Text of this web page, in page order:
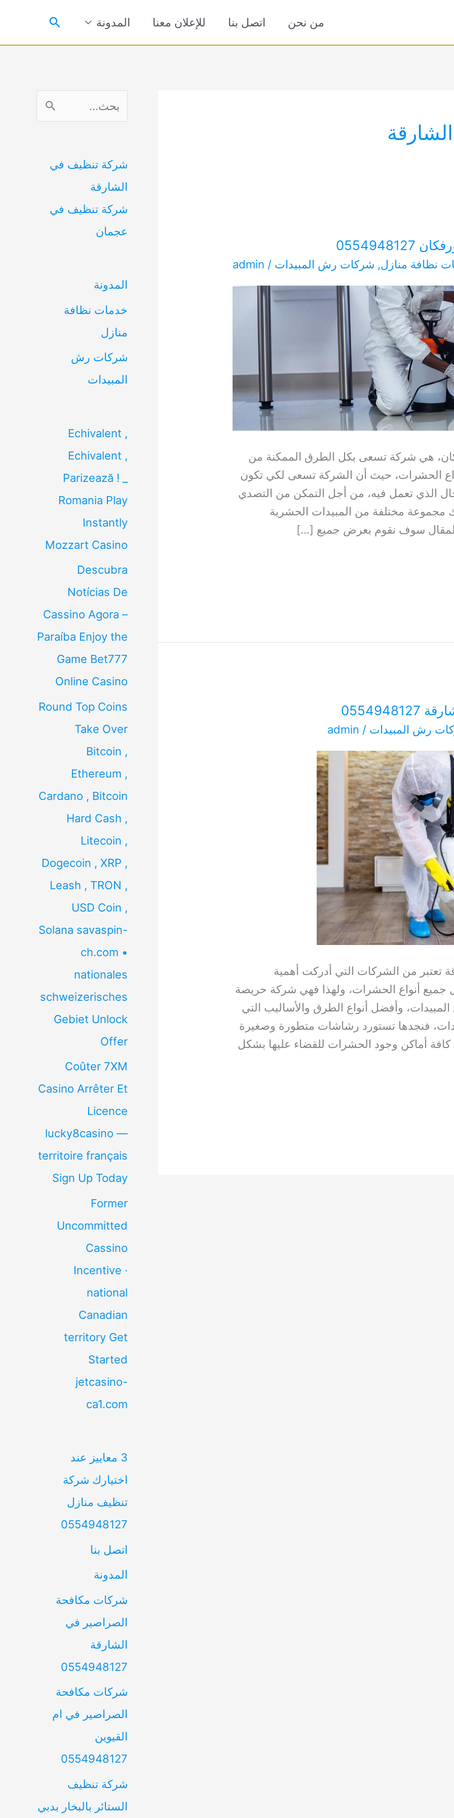
من نحن اتصل بنا للإعلان معنا المدونة البحث
نظافة منازل, شركات رش المبيدات /
admin
هي شركة تسعى بكل الطرق الممكنة من
الحشرات، حيث أن الشركة تسعى لكي تكون
الذي تعمل فيه، من أجل التمكن من التصدي
مجموعة مختلفة من المبيدات الحشرية
المقال سوف نقوم بعرض جميع […]
رش المبيدات /
admin
من الشركات التي أدركت أهمية
جميع أنواع الحشرات، ولهذا فهي شركة حريصة
وأفضل أنواع الطرق والأساليب التي
فنجدها تستورد رشاشات متطورة وصغيرة
أماكن وجود الحشرات للقضاء عليها بشكل
ل
ح
ث
ع
ن
شركة تنظيف في
الشارقة
شركة تنظيف في
عجمان
المدونة
خدمات نظافة
منازل
شركات رش
المبيدات
Echivalent ,
Echivalent ,
Parizează ! _
Romania Play
Instantly
Mozzart Casino
Descubra
Notícias De
Cassino Agora –
Paraíba Enjoy the
Game Bet777
Online Casino
Round Top Coins
Take Over
Bitcoin ,
Ethereum ,
Cardano , Bitcoin
Hard Cash ,
Litecoin ,
Dogecoin , XRP ,
Leash , TRON ,
USD Coin ,
Solana savaspin-
ch.com •
nationales
schweizerisches
Gebiet Unlock
Offer
Coûter 7XM
Casino Arrêter Et
Licence
lucky8casino —
territoire français
Sign Up Today
Former
Uncommitted
Cassino
Incentive ·
national
Canadian
territory Get
Started
jetcasino-
ca1.com
3 معاييز عند
اختيارك شركة
تنظيف منازل
0554948127
اتصل بنا
المدونة
شركات مكافحة
الصراصير في
الشارقة
0554948127
شركات مكافحة
الصراصير في ام
القيوين
0554948127
شركة تنظيف
الستائر بالبخار بدبي